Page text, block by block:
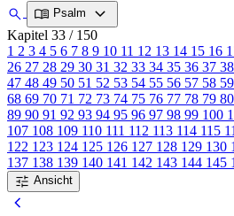
search menu_book Psalm expand_more
Kapitel 33 / 150
1 2 3 4 5 6 7 8 9 10 11 12 13 14 15 16
26 27 28 29 30 31 32 33 34 35 36 37 38
47 48 49 50 51 52 53 54 55 56 57 58 59
68 69 70 71 72 73 74 75 76 77 78 79 80
89 90 91 92 93 94 95 96 97 98 99 100
107 108 109 110 111 112 113 114 115
122 123 124 125 126 127 128 129 130
137 138 139 140 141 142 143 144 145
tune Ansicht
chevron_left